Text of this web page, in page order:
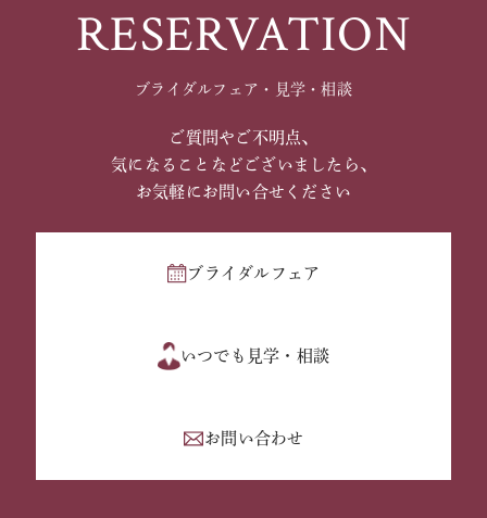
RESERVATION
ブライダルフェア・見学・相談
ご質問やご不明点、
気になることなどございましたら、
お気軽にお問い合せください
ブライダルフェア
いつでも見学・相談
お問い合わせ